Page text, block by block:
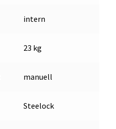
intern
23 kg
manuell
Steelock